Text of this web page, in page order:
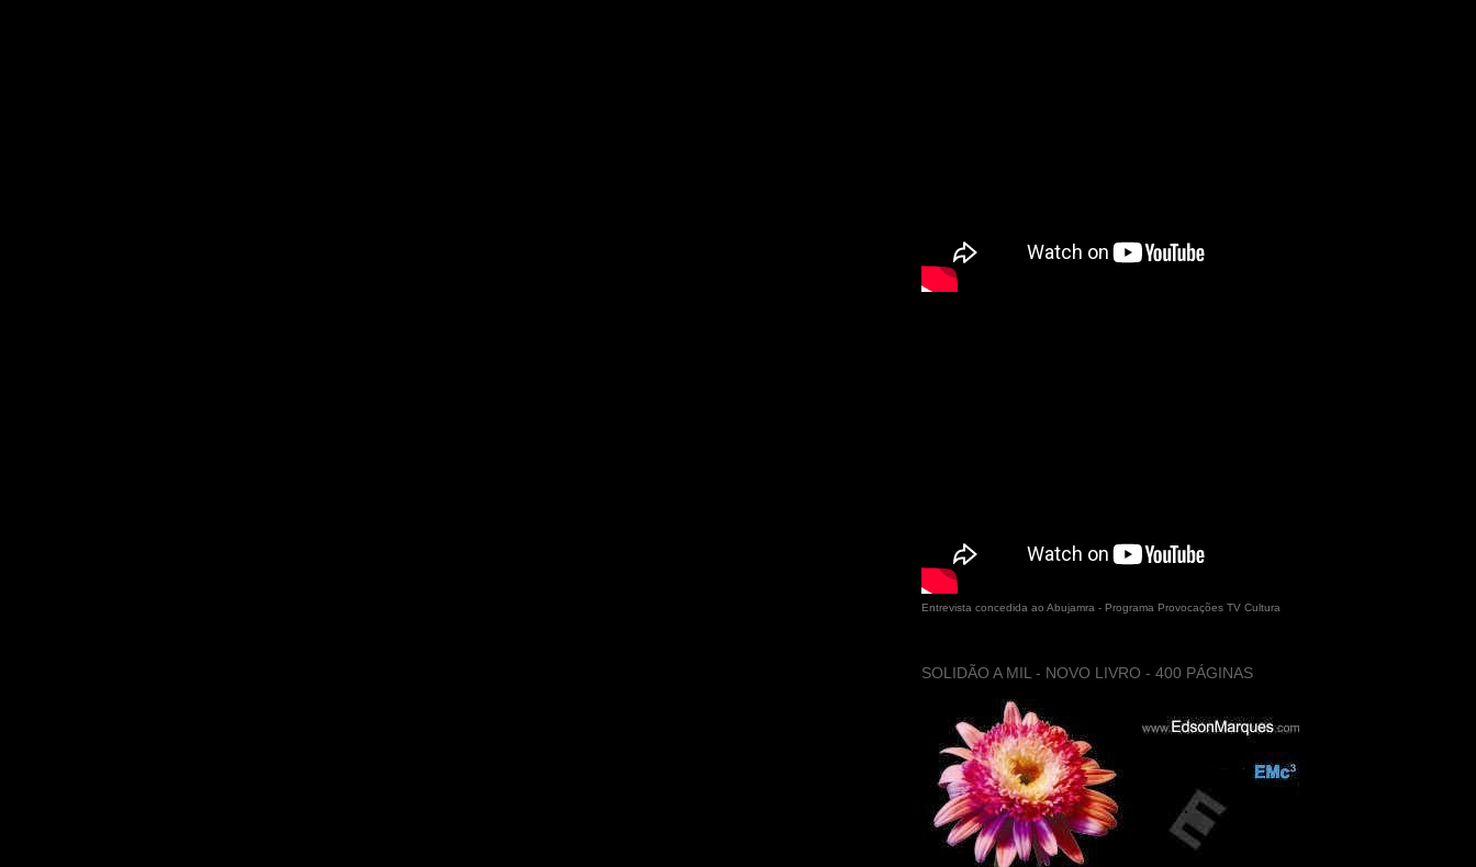
Entrevista concedida ao Abujamra - Programa Provocações TV Cultura
SOLIDÃO A MIL - NOVO LIVRO - 400 PÁGINAS